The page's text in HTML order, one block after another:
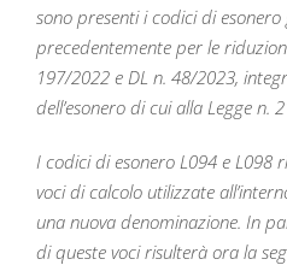
sono presenti i codici di
precedentemente per le
197/2022 e DL n. 48/2023,
dell’esonero di cui alla Legge n.
I codici di esonero L094 e L098
voci di calcolo utilizzate
una nuova denominazione. In
di queste voci risulterà ora la